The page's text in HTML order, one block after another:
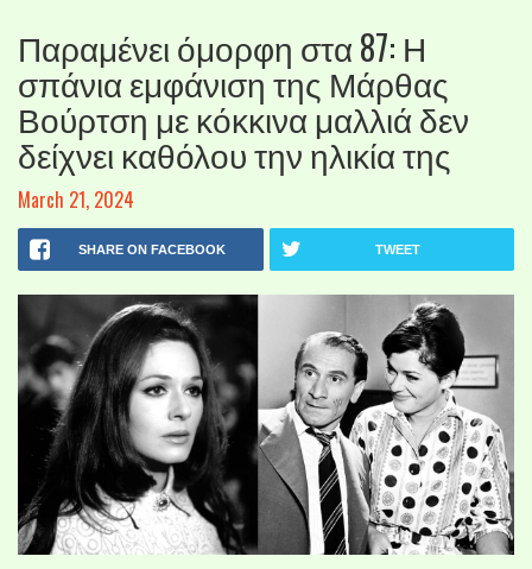
Παραμένει όμορφη στα 87: Η
σπάνια εμφάνιση της Μάρθας
Βούρτση με κόκκινα μαλλιά δεν
δείχνει καθόλου την ηλικία της
March 21, 2024
SHARE ON FACEBOOK TWEET